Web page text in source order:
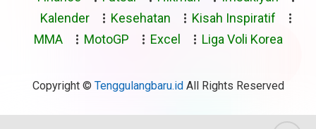
Kalender
Kesehatan
Kisah Inspiratif
MMA
MotoGP Excel Liga Voli Korea
Copyright © Tenggulangbaru.idAll Rights Reserved